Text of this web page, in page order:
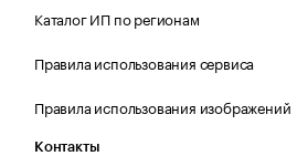
Каталог ИП по регионам
Правила использования сервиса
Правила использования изображений
Контакты